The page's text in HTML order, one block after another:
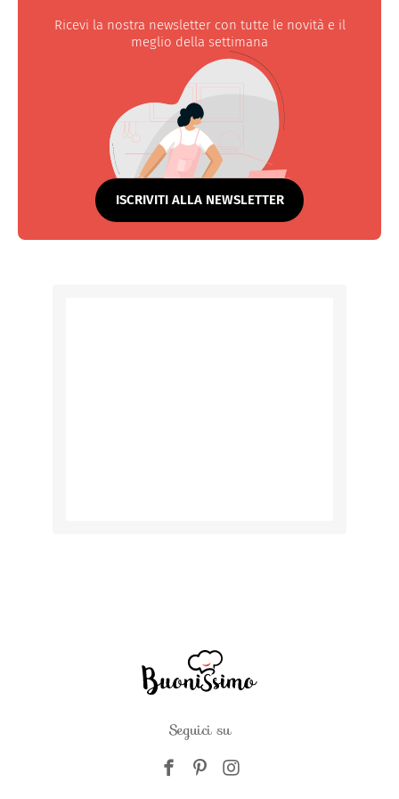
Ricevi la nostra newsletter con tutte le novità e il
meglio della settimana
ISCRIVITI ALLA NEWSLETTER
Seguici su